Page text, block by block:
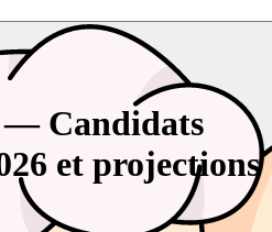
— Candidats
et projections